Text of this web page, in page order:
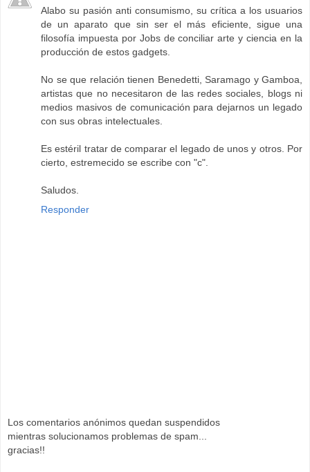
Alabo su pasión anti consumismo, su crítica a los usuarios
de un aparato que sin ser el más eficiente, sigue una
filosofía impuesta por Jobs de conciliar arte y ciencia en la
producción de estos gadgets.
No se que relación tienen Benedetti, Saramago y Gamboa,
artistas que no necesitaron de las redes sociales, blogs ni
medios masivos de comunicación para dejarnos un legado
con sus obras intelectuales.
Es estéril tratar de comparar el legado de unos y otros. Por
cierto, estremecido se escribe con "c".
Saludos.
Responder
Los comentarios anónimos quedan suspendidos
mientras solucionamos problemas de spam...
gracias!!